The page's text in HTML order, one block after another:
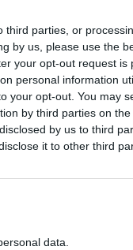
parties, or
by us, please use the
your opt-out request is
personal information
your opt-out. You may
by third parties on the
by us to third
it to other third
data.
πατέρας 5
ξυλοδαρμό